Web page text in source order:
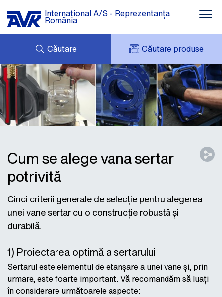
International A/S - Reprezentanța
România
Căutare Căutare produse
NOUTĂȚI
DESCĂRCARE
STUDII DE CAZ
DESPRE NOI
COȘUL MEU
CONTUL MEU
AVK HOLDING (GROUP)
LISTĂ DE PREȚURI
Cum se alege vana sertar
potrivită
Cinci criterii generale de selecție pentru alegerea
unei vane sertar cu o construcție robustă și
durabilă.
1) Proiectarea optimă a sertarului
Sertarul este elementul de etanșare a unei vane și, prin
urmare, este foarte important. Vă recomandăm să luați
în considerare următoarele aspecte: